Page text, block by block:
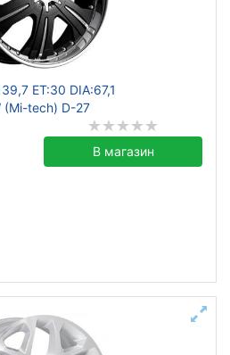
ET:30 DIA:67,1
(Mi-tech) D-27
В магазин